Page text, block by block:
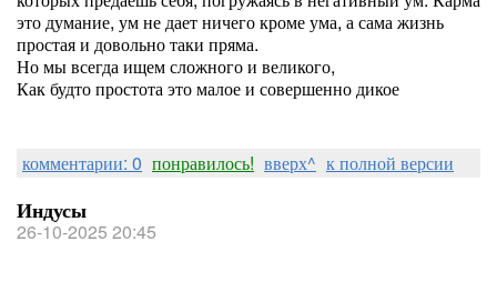
это думание, ум не дает ничего кроме ума, а сама жизнь
простая и довольно таки пряма.
Но мы всегда ищем сложного и великого,
Как будто простота это малое и совершенно дикое
комментарии: 0 понравилось! вверх^ к полной версии
Индусы
26-10-2025 20:45